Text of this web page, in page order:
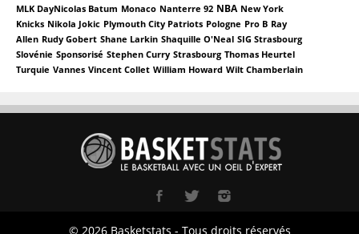
MLK DayNicolas Batum Monaco Nanterre 92 NBA New York
Knicks Nikola Jokic Plymouth City Patriots Pologne Pro B Ray
Allen Rudy Gobert Shane Larkin Shaquille O'Neal SIG Strasbourg
Slovénie Sponsorisé Stephen Curry Strasbourg Thomas Heurtel
Turquie Vannes Vincent Collet William Howard Wilt Chamberlain
© 2026 Basketstats - Tous droits réservés